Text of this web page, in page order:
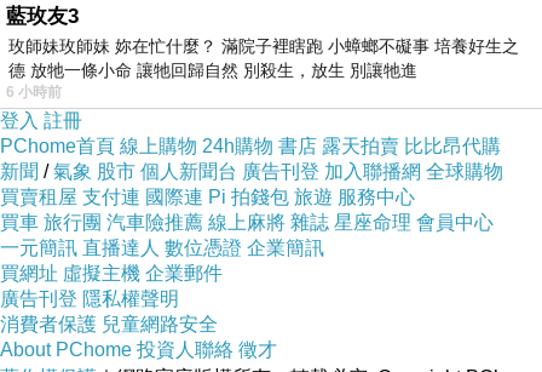
史威尼的真相還有兩人的感情，故事是有點小轉折
的愛情電影，只是放在同性上，沒甚麼太大差別，
吐露出孤獨的主人翁有著渴望與失去如何面對，故
事本身頗簡單，導演算是有條不紊的講完，詹姆斯
史威尼與狄倫歐布萊恩演出不差，拍出不少小火
花。
黑色無雙 電影無雙2025描述羅曼正為同卵雙胞胎洛
基的去世而悲痛不已，於是加入了一個無雙胞胎互
助小組。他很快就與小組成員丹尼斯成為了朋友。
羅曼並不知道丹尼斯在洛基去世前不久曾與他約會
藍玫友3
玫師妹玫師妹 妳在忙什麼？ 滿院子裡瞎跑 小蟑螂不礙事 培養好生之
德 放牠一條小命 讓牠回歸自然 別殺生，放生 別讓牠進
6 小時前
登入 註冊
PChome首頁 線上購物 24h購物 書店 露天拍賣 比比昂代購
新聞 /氣象 股市 個人新聞台 廣告刊登 加入聯播網 全球購物
買賣租屋 支付連 國際連 Pi 拍錢包 旅遊 服務中心
買車 旅行團 汽車險推薦 線上麻將 雜誌 星座命理 會員中心
一元簡訊 直播達人 數位憑證 企業簡訊
買網址 虛擬主機 企業郵件
廣告刊登 隱私權聲明
消費者保護 兒童網路安全
About PChome 投資人聯絡 徵才